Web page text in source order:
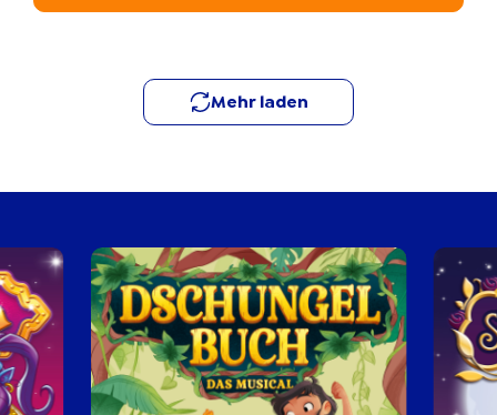
Mehr laden